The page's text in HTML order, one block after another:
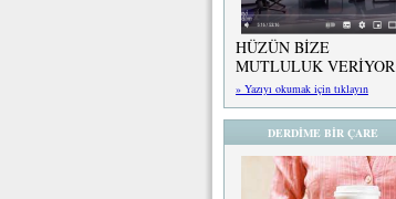
HÜZÜN BİZE
MUTLULUK VERİYOR
» Yazıyı okumak için tıklayın
DERDİME BİR ÇARE